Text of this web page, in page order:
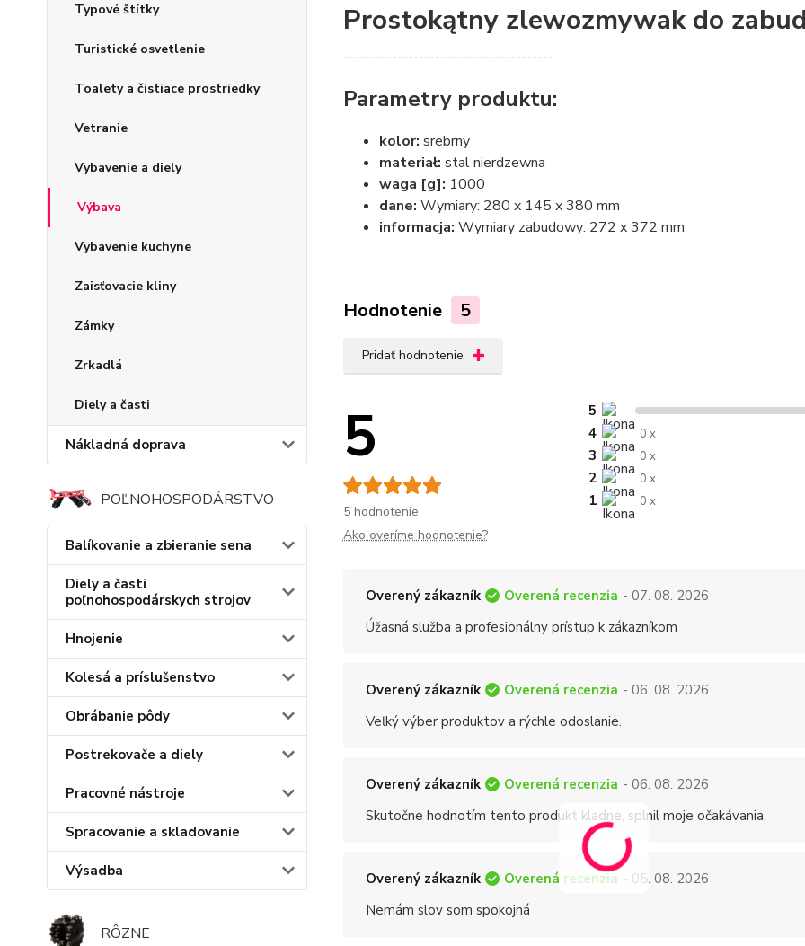
Typové štítky
Turistické osvetlenie
Toalety a čistiace prostriedky
Vetranie
Vybavenie a diely
Výbava
Vybavenie kuchyne
Zaisťovacie kliny
Zámky
Zrkadlá
Diely a časti
Nákladná doprava
POĽNOHOSPODÁRSTVO
Balíkovanie a zbieranie sena
Diely a časti
poľnohospodárskych strojov
Hnojenie
Kolesá a príslušenstvo
Obrábanie pôdy
Postrekovače a diely
Pracovné nástroje
Spracovanie a skladovanie
Výsadba
RÔZNE
Prostokątny zlewozmywak do
---------------------------------------
Parametry produktu:
kolor: srebrny
materiał: stal nierdzewna
waga [g]: 1000
dane: Wymiary: 280 x 145 x 380 mm
informacja: Wymiary zabudowy: 272 x 372 mm
Hodnotenie 5
Pridať hodnotenie
5
5 hodnotenie
5
4
0 x
3 0 x
2 0 x
1 0 x
Ako overíme hodnotenie?
Overený zákazník Overená recenzia - 07. 08. 2026
Úžasná služba a profesionálny prístup k zákazníkom
Overený zákazník Overená recenzia - 06. 08. 2026
Veľký výber produktov a rýchle odoslanie.
Overený zákazník Overená recenzia - 06. 08. 2026
Skutočne hodnotím tento produkt kladne, splnil moje očakávania.
Overený zákazník Overená recenzia - 05. 08. 2026
Nemám slov som spokojná